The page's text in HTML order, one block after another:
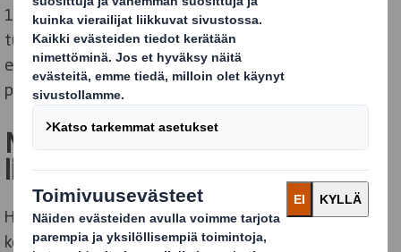
18-vuotiaat nuoret, jotka ovat kaksiviikkoisjaksolla
tutustumassa työelämään ja auttavat arkeamme
ensisijaisesti pihatöiden muodossa muutamilla
paikkakunnillamme.
Mitä miettii joukkoomme
liittynyt kesätyöntekijä?
Haastattelimme muutamia joukkoomme eri tehtäviin
kesäksi saapuneita henkilöitä heidän ajatuksistaan.